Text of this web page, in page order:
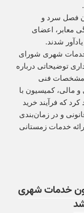
فصل سرد و
معابر، اعضای
شدند.
شهری شورای
توضیحاتی درباره
مشخصات فنی
و مالی، کمیسیون با
که فرآیند خرید
و در زمان‌بندی
خدمات زمستانی
خدمات شهری